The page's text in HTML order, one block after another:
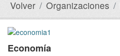
Volver Organizaciones
Economía